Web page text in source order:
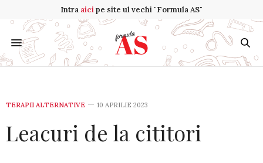
Intra aicipe site ul vechi "Formula AS"
TERAPII ALTERNATIVE 10 APRILIE 2023
Leacuri de la cititori